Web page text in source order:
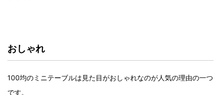
おしゃれ
100均のミニテーブルは見た目がおしゃれなのが人気の理由の一つ
です。